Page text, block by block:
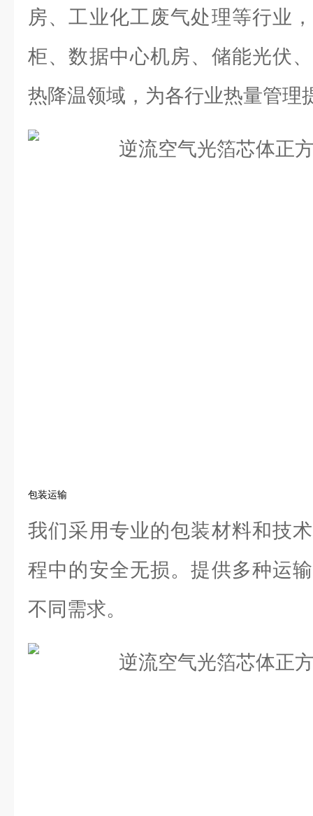
房、工业化工废气处理等行业
柜、数据中心机房、储能光伏
热降温领域，为各行业热量管理
包装运输
我们采用专业的包装材料和技
程中的安全无损。提供多种运
不同需求。